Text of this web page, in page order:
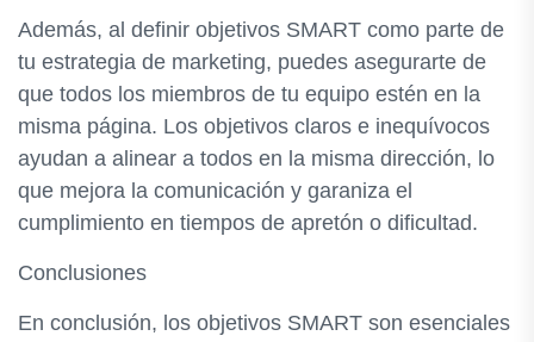
Además, al definir objetivos SMART como parte de
tu estrategia de marketing, puedes asegurarte de
que todos los miembros de tu equipo estén en la
misma página. Los objetivos claros e inequívocos
ayudan a alinear a todos en la misma dirección, lo
que mejora la comunicación y garaniza el
cumplimiento en tiempos de apretón o dificultad.
Conclusiones
En conclusión, los objetivos SMART son esenciales